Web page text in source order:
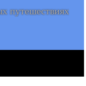
путешествиях